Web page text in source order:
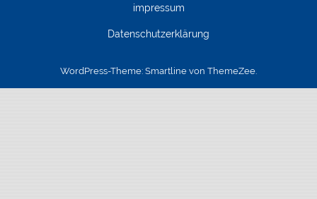
impressum
Datenschutzerklärung
WordPress-Theme: Smartline von ThemeZee.